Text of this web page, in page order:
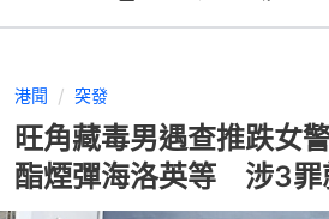
港聞 突發
旺角藏毒男遇查推跌女
酯煙彈海洛英等 涉3罪